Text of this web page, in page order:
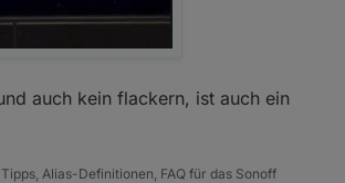
auch kein flackern, ist auch ein
Alias-Definitionen, FAQ für das Sonoff